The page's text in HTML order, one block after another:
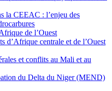
la CEEAC : l’enjeu des
de l’Ouest
d’Afrique centrale et de l’Ouest
et conflits au Mali et au
du Delta du Niger (MEND)